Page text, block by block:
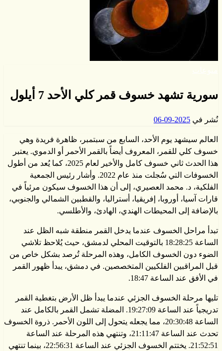
سورية تشهد خسوف قمر كلي الأحد 7 أيلول
نُشر في 2025-09-06
العالم سيشهد يوم الأحد، السابع من سبتمبر، ظاهرة فريدة وهي
خسوف كلي للقمر، المعروف أيضاً بالقمر الأحمر أو الدموي. يعتبر
هذا الحدث ثاني خسوف كامل والأخير لعام 2025، كما يُعد من أطول
الخسوفات التي سُجلت منذ عام 2022. وأشار رئيس الجمعية
الفلكية، د. محمد العصيري، إلى أن هذا الخسوف سيكون مرئياً في
قارات آسيا، أوروبا، إفريقيا، أستراليا، والقطبين الشمالي والجنوبي،
بالإضافة إلى المحيطات الهندي، الهادئ، والأطلسي.
تبدأ مراحل الخسوف عندما يدخل القمر منطقة شبه الظل عند
الساعة 18:28:25 بالتوقيت المحلي لدمشق، حيث يُلاحظ تلاشي
الضوء دون الخسوف الكامل، وهذه المرحلة تُرصد بشكل خاص من
قبل المراقبين الفلكيين المتخصصين. في دمشق، يبدأ ظهور القمر
في الأفق عند الساعة 18:47.
تليها مرحلة الخسوف الجزئي عندما يبدأ ظل الأرض بتغطية القمر
تدريجياً عند الساعة 19:27:09. المضلة تشمل القمر بالكامل عند
الساعة 20:30:48، مما يجعله يتحول إلى اللون الأحمر. ذروة الخسوف
تحدث عند الساعة 21:11:47، وتنتهي هذه المرحلة عند الساعة
21:52:51. يختتم الخسوف الجزئي عند الساعة 22:56:31، بينما تنتهي